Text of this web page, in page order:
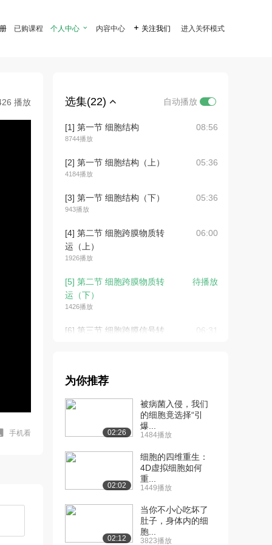
已购课程 个人中心  内容中心  关注我们 进入关怀模式
播放
手机看
选集(22) 自动播放
[1] 第一节 细胞结构
8744播放
08:56
[2] 第一节 细胞结构（上）
4184播放
05:36
[3] 第一节 细胞结构（下）
943播放
05:36
[4] 第二节 细胞跨膜物质转
运（上）
1926播放
06:00
[5] 第二节 细胞跨膜物质转
运（下）
1426播放
待播放
[6] 第三节 细胞跨膜信号转
06:31
[7] 第三节 细胞跨膜信号转
918播放
[8] 第四节 细胞生物电
2507播放
[9] 第四节 细胞生物电
（二）
[10] 第四节 细胞生物电
（三）（上）
05:40
为你推荐
02:26
被病菌入侵，我们
的细胞竟选择“引
爆...
1484播放
02:02
细胞的四维重生：
4D虚拟细胞如何
重...
1449播放
02:12
当你不小心吃坏了
肚子，身体内的细
胞...
3823播放